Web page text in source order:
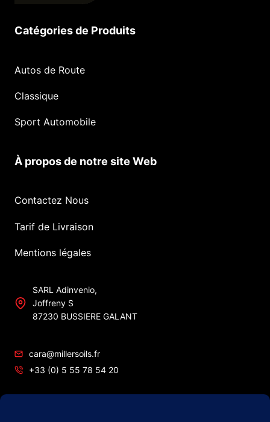
Catégories de Produits
Autos de Route
Classique
Sport Automobile
À propos de notre site Web
Contactez Nous
Tarif de Livraison
Mentions légales
SARL Adinvenio,
Joffreny S
87230 BUSSIERE GALANT
cara@millersoils.fr
+33 (0) 5 55 78 54 20